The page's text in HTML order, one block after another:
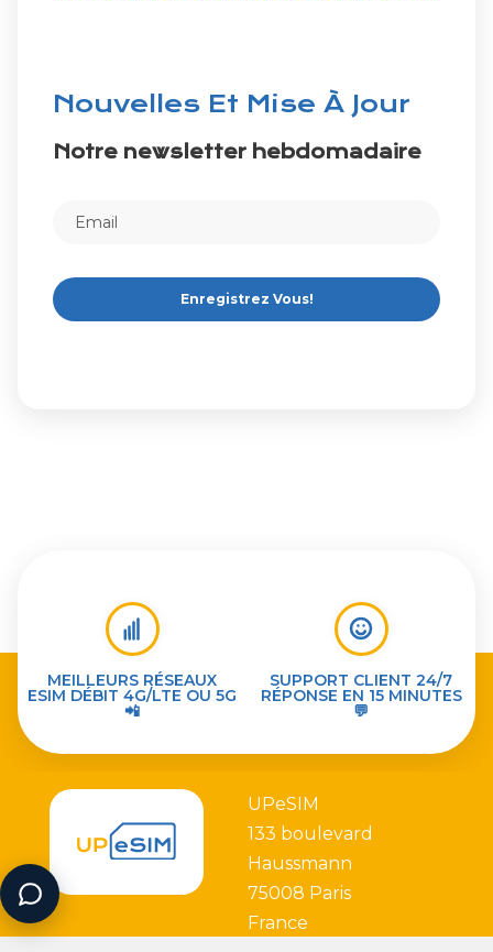
Nouvelles Et Mise À Jour
Notre newsletter hebdomadaire
Enregistrez Vous!
MEILLEURS RÉSEAUX
ESIM DÉBIT 4G/LTE OU 5G
📲
SUPPORT CLIENT 24/7
RÉPONSE EN 15 MINUTES
💬
UPeSIM
133 boulevard
Haussmann
75008 Paris
France